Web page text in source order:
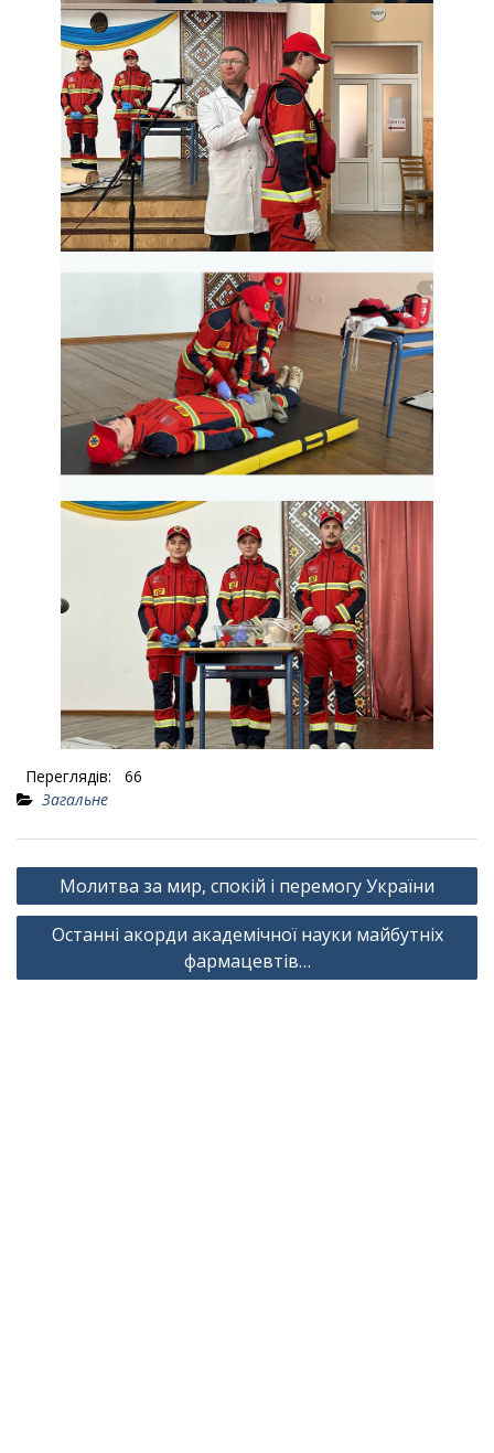
Переглядів:
66
Загальне
Навігація
записів
Молитва за мир, спокій і перемогу України
Останні акорди академічної науки майбутніх
фармацевтів…